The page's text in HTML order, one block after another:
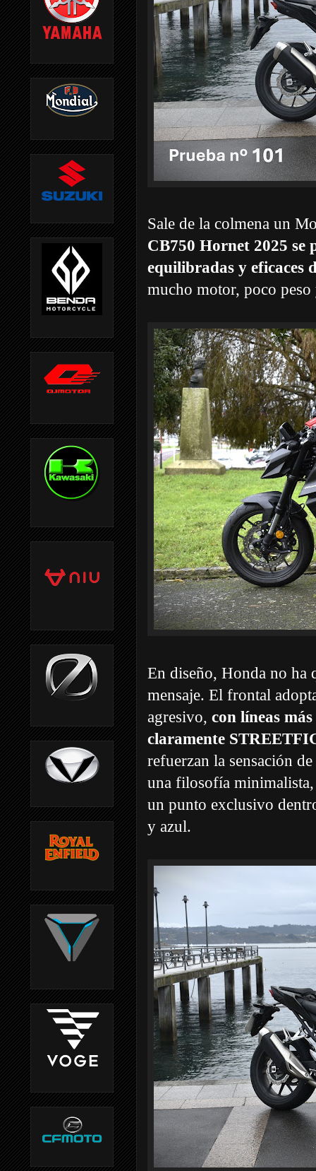
Sale de la colmena un
CB750 Hornet 2025 se
equilibradas y eficaces
mucho motor, poco
En diseño, Honda no ha
mensaje. El frontal
agresivo, con líneas
claramente
refuerzan la sensación
una filosofía
un punto exclusivo
y azul.